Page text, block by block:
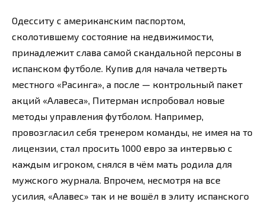
Одесситу с американским паспортом,
сколотившему состояние на недвижимости,
принадлежит слава самой скандальной персоны в
испанском футболе. Купив для начала четверть
местного «Расинга», а после — контрольный пакет
акций «Алавеса», Питерман испробовал новые
методы управления футболом. Например,
провозгласил себя тренером команды, не имея на то
лицензии, стал просить 1000 евро за интервью с
каждым игроком, снялся в чём мать родила для
мужского журнала. Впрочем, несмотря на все
усилия, «Алавес» так и не вошёл в элиту испанского